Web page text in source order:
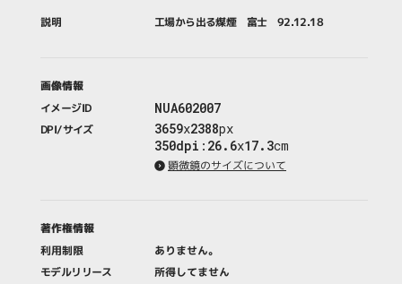
説明 工場から出る煤煙 富士 92.12.18
画像情報
イメージID
NUA602007
DPI/サイズ 3659x2388px
350dpi : 26.6x17.3cm
顕微鏡のサイズについて
著作権情報
利用制限
ありません。
モデルリリース
所得してません